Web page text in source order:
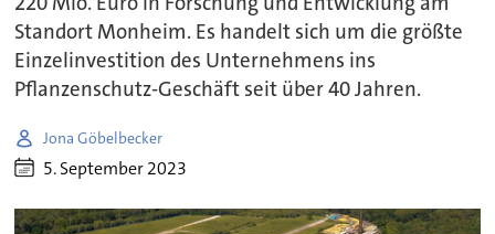
Standort Monheim. Es handelt sich um die größte
Einzelinvestition des Unternehmens ins
Pflanzenschutz-Geschäft seit über 40 Jahren.
Jona Göbelbecker
5. September 2023